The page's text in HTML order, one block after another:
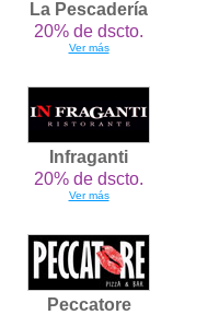
La Pescadería
20% de dscto.
Ver más
Infraganti
20% de dscto.
Ver más
Peccatore